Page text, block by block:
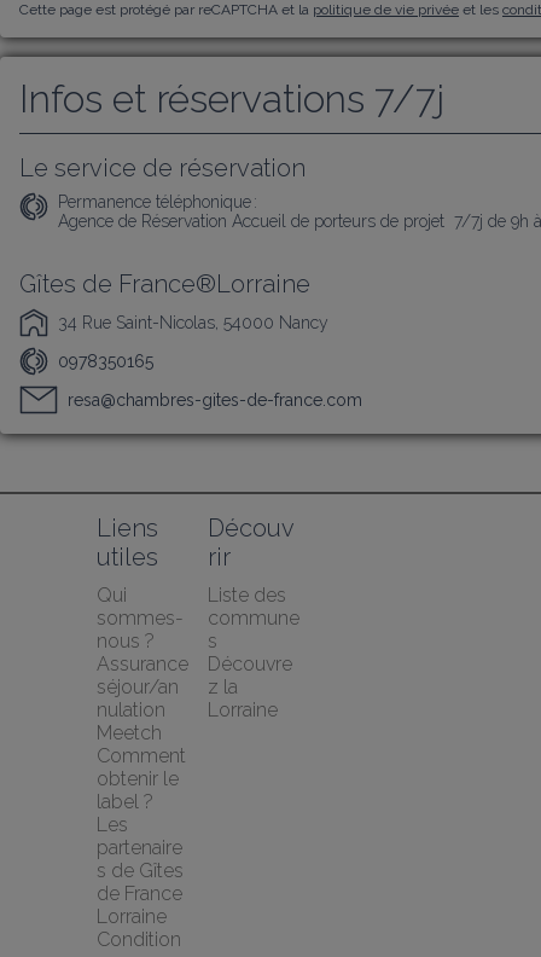
Cette page est protégé par reCAPTCHA et la politique de vie privée et les
Infos et réservations 7/7j
Le service de réservation
Permanence téléphonique :
Agence de Réservation Accueil de porteurs de projet  7/7j de 9h
Gîtes de France®Lorraine
34 Rue Saint-Nicolas, 54000 Nancy
0978350165
resa@chambres-gites-de-france.com
Liens
utiles
Qui
sommes-
nous ?
Assurance
séjour/an
nulation
Meetch
Comment
obtenir le
label ?
Les
partenaire
s de Gîtes
de France
Lorraine
Condition
Découv
rir
Liste des
commune
s
Découvre
z la
Lorraine